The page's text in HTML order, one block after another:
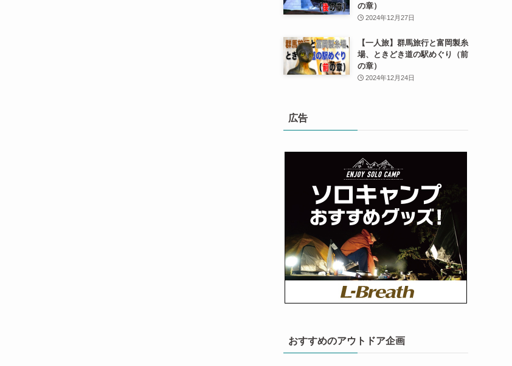
の章）
2024年12月27日
【一人旅】群馬旅行と富岡製糸
場、ときどき道の駅めぐり（前
の章）
2024年12月24日
広告
おすすめのアウトドア企画